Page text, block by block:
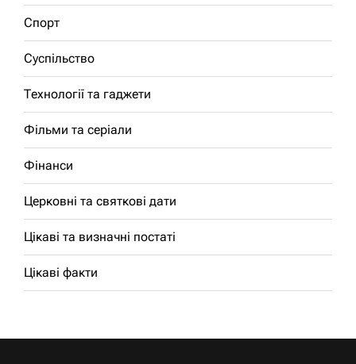
Спорт
Суспільство
Технології та гаджети
Фільми та серіали
Фінанси
Церковні та святкові дати
Цікаві та визначні постаті
Цікаві факти